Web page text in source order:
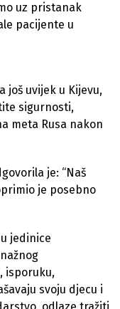
uz pristanak
pacijente u
još uvijek u Kijevu,
sigurnosti,
meta Rusa nakon
je: “Naš
je posebno
jedinice
isporuku,
svoju djecu i